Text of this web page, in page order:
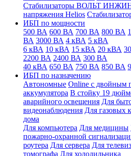
Стабилизаторы ВОЛЬТ
напряжения Helios
ИБП по мощности
500 ВА 600 ВА 700 ВА 800 ВА
ВА 3000 ВА 4 кВА 5 кВА
6 кВА 10 кВА 15 кВА 20 кВА
2200 ВА 2400 ВА 300 ВА
40 кВА 650 ВА 750 ВА 850 ВА
ИБП по назначению
Автономные Online с двойным
аккумулятора В стойку 19
аварийного освещения Для
видеонаблюдения Для газовых
дома
Для компьютера Для медицины
пожарно-охранной
роутера Для сервера Для
томографа Для холодильника